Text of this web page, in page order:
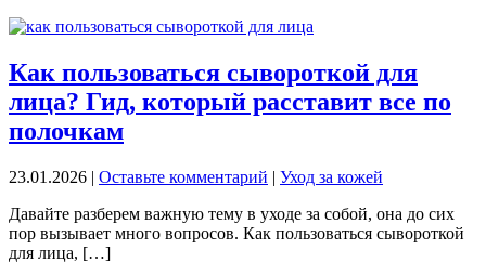
Как пользоваться сывороткой для
лица? Гид, который расставит все по
полочкам
23.01.2026 | Оставьте комментарий | Уход за кожей
Давайте разберем важную тему в уходе за собой, она до сих
пор вызывает много вопросов. Как пользоваться сывороткой
для лица, […]